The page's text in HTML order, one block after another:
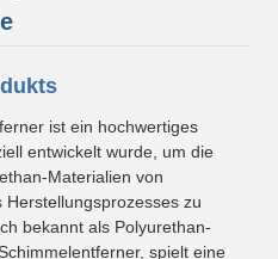
ist ein hochwertiges
entwickelt wurde, um die
Materialien von
zu
bekannt als Polyurethan-
spielt eine